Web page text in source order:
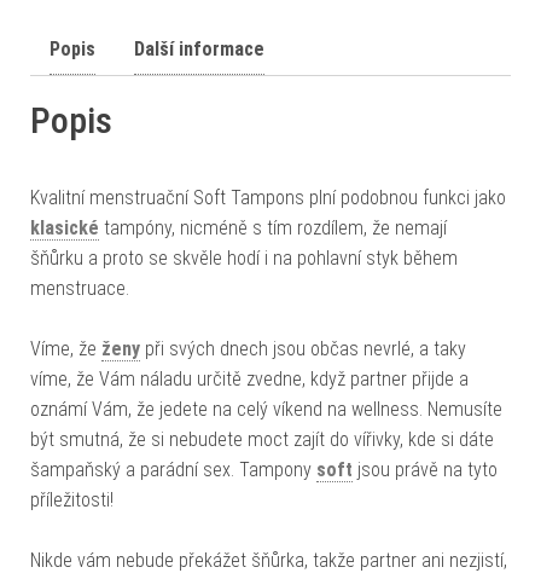
Popis Další informace
Popis
Kvalitní menstruační Soft Tampons plní podobnou funkci jako
klasické tampóny, nicméně s tím rozdílem, že nemají
šňůrku a proto se skvěle hodí i na pohlavní styk během
menstruace.
Víme, že ženy při svých dnech jsou občas nevrlé, a taky
víme, že Vám náladu určitě zvedne, když partner přijde a
oznámí Vám, že jedete na celý víkend na wellness. Nemusíte
být smutná, že si nebudete moct zajít do vířivky, kde si dáte
šampaňský a parádní sex. Tampony soft jsou právě na tyto
příležitosti!
Nikde vám nebude překážet šňůrka, takže partner ani nezjistí,